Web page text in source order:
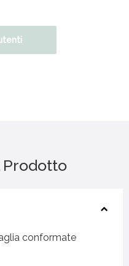
conformate